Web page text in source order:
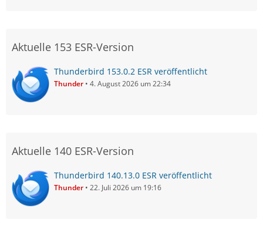
Aktuelle 153 ESR-Version
Thunderbird 153.0.2 ESR veröffentlicht
Thunder 4. August 2026 um 22:34
Aktuelle 140 ESR-Version
Thunderbird 140.13.0 ESR veröffentlicht
Thunder 22. Juli 2026 um 19:16